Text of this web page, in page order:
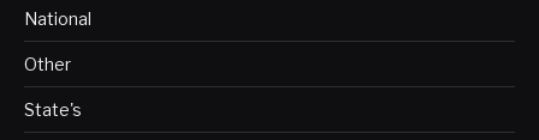
National
Other
State's